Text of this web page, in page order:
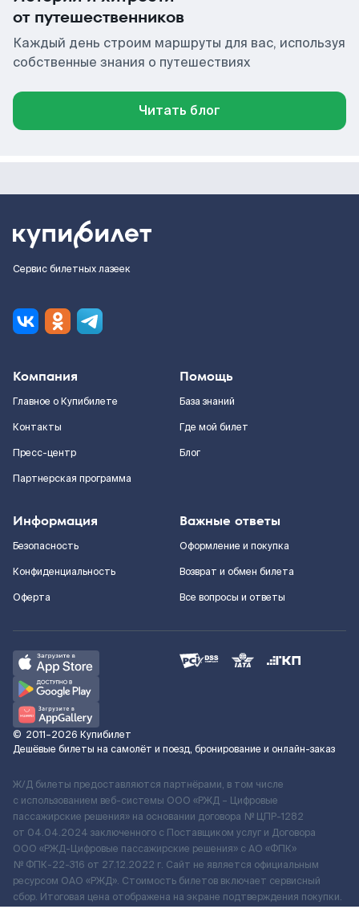
от путешественников
Каждый день строим маршруты для вас, используя
собственные знания о путешествиях
Читать блог
Сервис билетных лазеек
Компания
Главное о Купибилете
Контакты
Пресс-центр
Партнерская программа
Помощь
База знаний
Где мой билет
Блог
Информация
Безопасность
Конфиденциальность
Оферта
Важные ответы
Оформление и покупка
Возврат и обмен билета
Все вопросы и ответы
© 2011–2026 Купибилет
Дешёвые билеты на самолёт и поезд, бронирование и онлайн-заказ
Ж/Д билеты предоставляются партнёрами, в том числе
с использованием веб-системы ООО «РЖД – Цифровые
пассажирские решения» на основании договора № ЦПР-1282
от 04.04.2024 заключенного с Поставщиком услуг и Договора
ООО «РЖД-Цифровые пассажирские решения» c АО «ФПК»
№ ФПК-22-316 от 27.12.2022 г. Сайт не является официальным
ресурсом ОАО «РЖД». Стоимость билетов включает сервисный
сбор. Итоговая цена отображена на экране подтверждения покупки.